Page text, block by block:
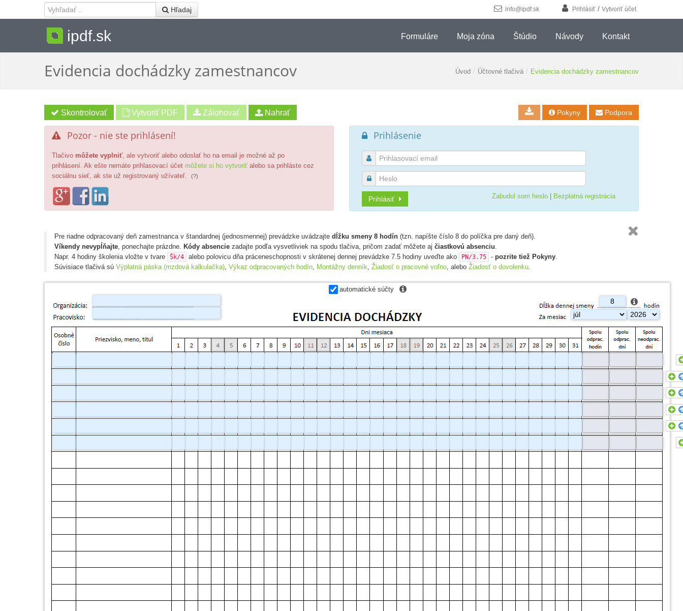
 Hľadaj info@ipdf.sk Prihlásiť/ Vytvoriť účet
ipdf.sk Formuláre Moja zóna Štúdio Návody Kontakt
Evidencia dochádzky zamestnancov Úvod / Účtovné tlačivá / Evidencia dochádzky zamestnancov
Vytvoriť PDF  Pokyny  Podpora
 Pozor - nie ste prihlásení!
Tlačivo môžete vyplniť, ale vytvoriť alebo odoslať ho na email je možné až po
prihlásení. Ak ešte nemáte prihlasovací účet môžete si ho vytvoriť alebo sa prihláste cez
sociálnu sieť, ak ste už registrovaný užívateľ.
(?)
 Prihlásenie


Prihlásiť Zabudol som heslo| Bezplatná registrácia

Pre riadne odpracovaný deň zamestnanca v štandardnej (jednosmennej) prevádzke uvádzajte dĺžku smeny 8 hodín (tzn. napíšte číslo 8 do políčka pre daný deň).
Víkendy nevypĺňajte, ponechajte prázdne. Kódy absencie zadajte podľa vysvetliviek na spodu tlačiva, pričom zadať môžete aj čiastkovú absenciu.
Napr. 4 hodiny školenia vložte v tvare
Šk/4 alebo polovicu dňa práceneschopnosti v skrátenej dennej prevádzke 7.5 hodiny uveďte ako PN/3.75 - pozrite tiež Pokyny.
Súvisiace tlačivá sú Výplatná páska (mzdová kalkulačka), Výkaz odpracovaných hodín, Montážny denník, Žiadosť o pracovné voľno, alebo Žiadosť o dovolenku.
automatické súčty





